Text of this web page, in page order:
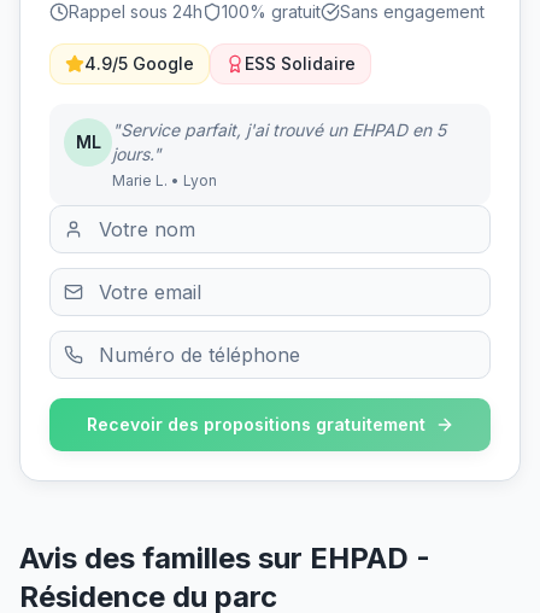
Rappel sous 24h 100% gratuit Sans engagement
4.9/5 Google ESS Solidaire
ML
"Service parfait, j'ai trouvé un EHPAD en 5
jours."
Marie L. • Lyon
Recevoir des propositions gratuitement
Avis des familles sur EHPAD -
Résidence du parc